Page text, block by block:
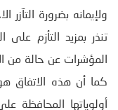
ولإيمانه بضرورة
تنذر بمزيد التأزم
المؤشرات عن حالة من
كما أن هذه الاتفاق
أولوياتها المحافظة